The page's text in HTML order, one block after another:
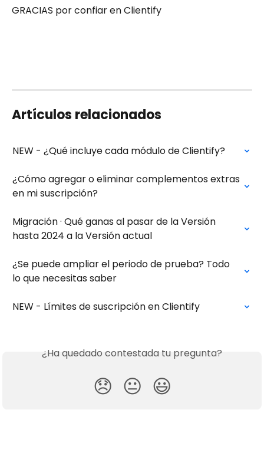
GRACIAS por confiar en Clientify
Artículos relacionados
NEW - ¿Qué incluye cada módulo de Clientify?
¿Cómo agregar o eliminar complementos extras
en mi suscripción?
Migración · Qué ganas al pasar de la Versión
hasta 2024 a la Versión actual
¿Se puede ampliar el periodo de prueba? Todo
lo que necesitas saber
NEW - Límites de suscripción en Clientify
¿Ha quedado contestada tu pregunta?
😞 😐 😃